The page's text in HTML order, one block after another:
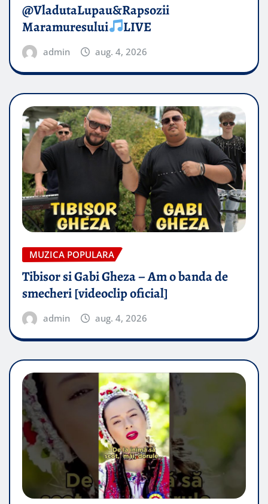
@VladutaLupau&Rapsozii
Maramuresului
LIVE
admin aug. 4, 2026
MUZICA POPULARA
Tibisor si Gabi Gheza – Am o banda de
smecheri [videoclip oficial]
admin aug. 4, 2026